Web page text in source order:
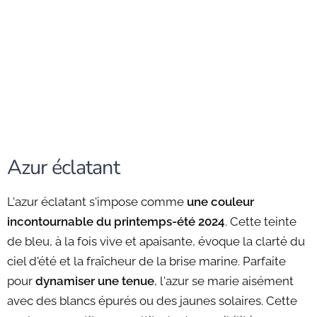
Azur éclatant
L'azur éclatant s'impose comme une couleur
incontournable du printemps-été 2024. Cette teinte
de bleu, à la fois vive et apaisante, évoque la clarté du
ciel d'été et la fraîcheur de la brise marine. Parfaite
pour dynamiser une tenue, l'azur se marie aisément
avec des blancs épurés ou des jaunes solaires. Cette